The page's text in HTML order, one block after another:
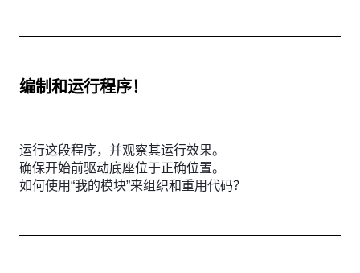
编制和运行程序！
运行这段程序，并观察其运行效果。
确保开始前驱动底座位于正确位置。
如何使用“我的模块”来组织和重用代码？